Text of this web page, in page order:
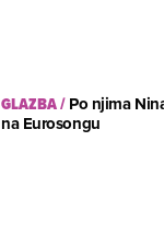
GLAZBA/Po njima
na Eurosongu